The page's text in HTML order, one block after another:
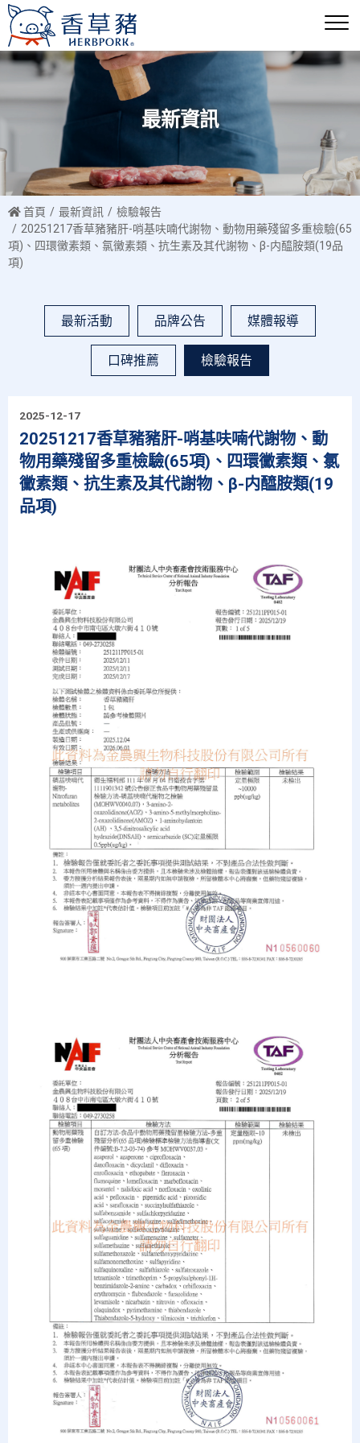
最新資訊
首頁 最新資訊
檢驗報告
20251217香草豬豬肝-哨基呋喃代謝物、動物用藥殘留多重檢驗(65
項)、四環黴素類、氯黴素類、抗生素及其代謝物、β-内醯胺類(19品
項)
最新活動 品牌公告 媒體報導
口碑推薦 檢驗報告
2025-12-17
20251217香草豬豬肝-哨基呋喃代謝物、動
物用藥殘留多重檢驗(65項)、四環黴素類、氯
黴素類、抗生素及其代謝物、β-内醯胺類(19
品項)